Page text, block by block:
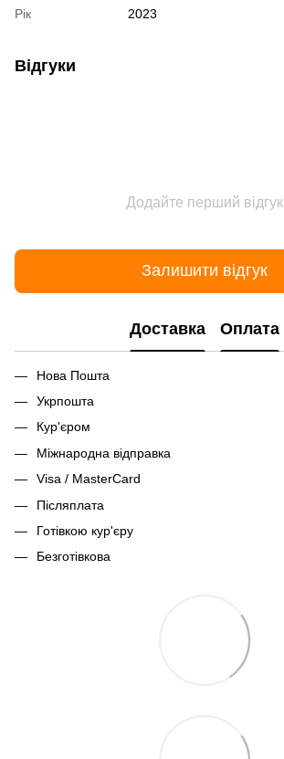
Рік
2023
Відгуки
Додайте перший відгук
Залишити відгук
Доставка Оплата
Нова Пошта
Укрпошта
Кур'єром
Міжнародна відправка
Visa / MasterCard
Післяплата
Готівкою кур'єру
Безготівкова